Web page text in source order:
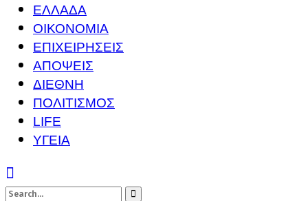
ΕΛΛΑΔΑ
ΟΙΚΟΝΟΜΙΑ
ΕΠΙΧΕΙΡΗΣΕΙΣ
ΑΠΟΨΕΙΣ
ΔΙΕΘΝΗ
ΠΟΛΙΤΙΣΜΟΣ
LIFE
ΥΓΕΙΑ